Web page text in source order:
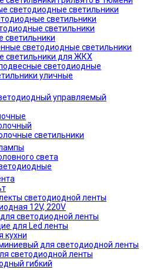
светодиодные светильники
светильники
светильники
светильники
светодиодные светильники
светильники для ЖКХ
светодиодные
уличные
управляемый
светильники
света
светодиодной ленты
12V, 220V
светодиодной ленты
для Led ленты
кухни
для светодиодной ленты
светодиодной ленты
гибкий